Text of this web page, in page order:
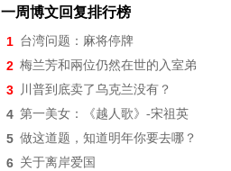
一周博文回复排行榜
1 台湾问题：麻将停牌
2 梅兰芳和兩位仍然在世的入室弟
3 川普到底卖了乌克兰没有？
4 第一美女：《越人歌》-宋祖英
5 做这道题，知道明年你要去哪？
6 关于离岸爱国